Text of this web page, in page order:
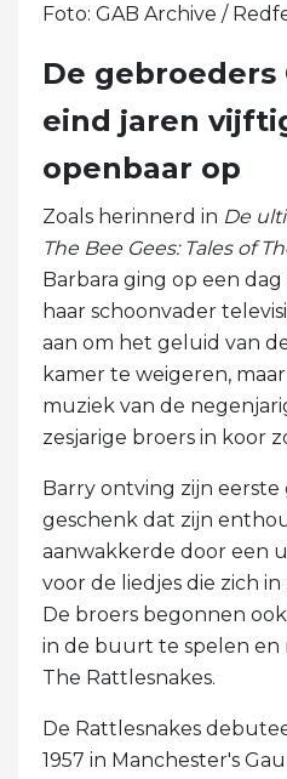
Foto: GAB Archive /
De gebroeders
eind jaren
openbaar op
Zoals herinnerd in De
The Bee Gees: Tales of
Barbara ging op een
haar schoonvader
aan om het geluid van
kamer te weigeren,
muziek van de
zesjarige broers in koor
Barry ontving zijn eerste
geschenk dat zijn
aanwakkerde door een
voor de liedjes die zich
De broers begonnen
in de buurt te spelen en
The Rattlesnakes.
De Rattlesnakes
1957 in Manchester's